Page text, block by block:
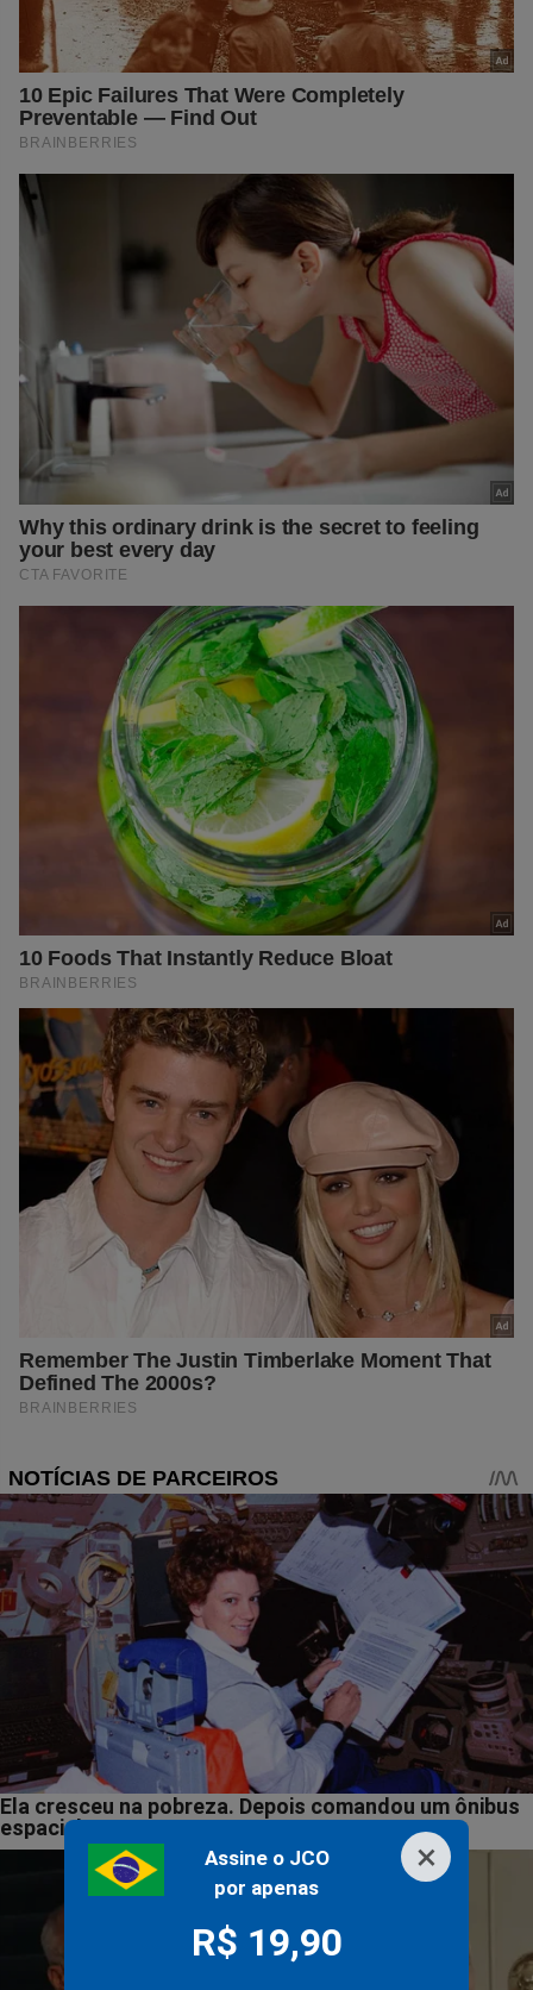
×
Assine o JCO
por apenas
R$ 19,90